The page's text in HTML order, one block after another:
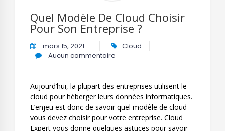
Quel Modèle De Cloud Choisir
Pour Son Entreprise ?
mars 15, 2021
Cloud
Aucun commentaire
Aujourd’hui, la plupart des entreprises utilisent le
cloud pour héberger leurs données informatiques.
L’enjeu est donc de savoir quel modèle de cloud
vous devez choisir pour votre entreprise. Cloud
Expert vous donne quelques astuces pour savoir